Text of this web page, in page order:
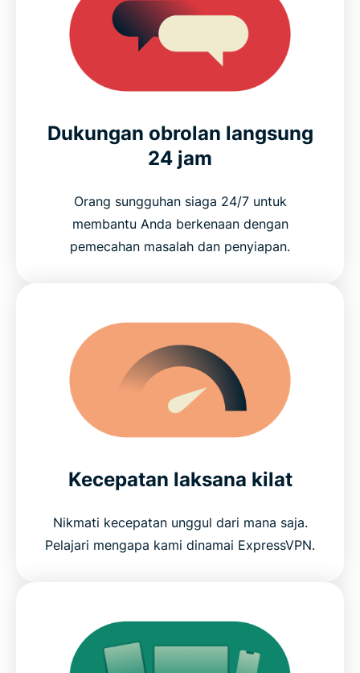
Dukungan obrolan langsung
24 jam
Orang sungguhan siaga 24/7 untuk
membantu Anda berkenaan dengan
pemecahan masalah dan penyiapan.
Kecepatan laksana kilat
Nikmati kecepatan unggul dari mana saja.
Pelajari mengapa kami dinamai ExpressVPN.